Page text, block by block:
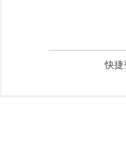
快捷